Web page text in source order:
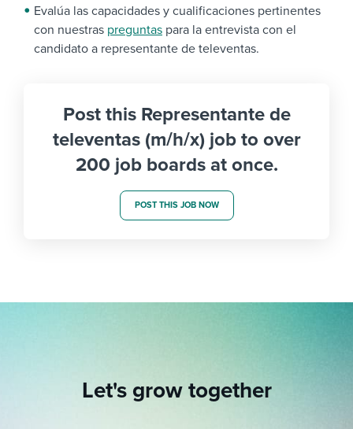
Evalúa las capacidades y cualificaciones pertinentes
con nuestras preguntas para la entrevista con el
candidato a representante de televentas.
Post this Representante de
televentas (m/h/x) job to over
200 job boards at once.
POST THIS JOB NOW
Let's grow together